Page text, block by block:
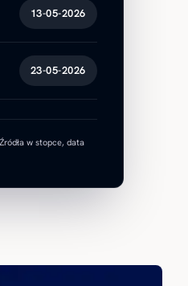
13-05-2026
23-05-2026
w stopce, data